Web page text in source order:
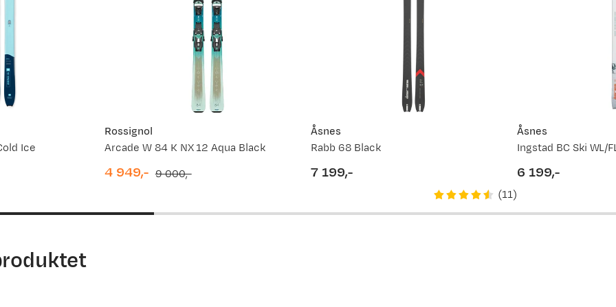
Ice
Rossignol
Arcade W 84 K NX 12 Aqua Black
4 949,- 9 000,-
Åsnes
Rabb 68 Black
7 199,-
(11)
Åsnes
Ingstad BC Ski WL/
6 199,-